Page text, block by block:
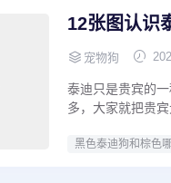
12张图认识
宠物狗
泰迪只是贵宾的
多，大家就把贵
黑色泰迪狗和棕色